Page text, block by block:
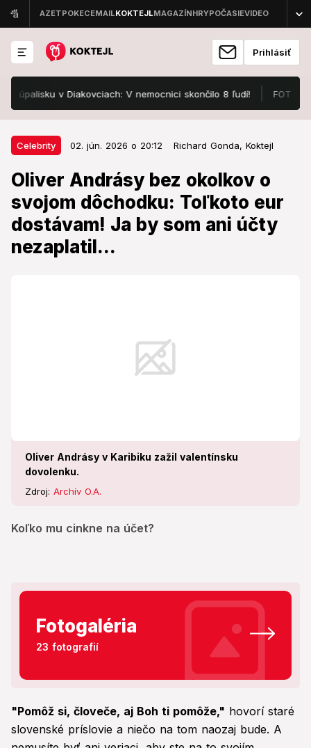
Prihlásiť
v Diakovciach: V nemocnici skončilo 8 ľudí! FOTO Pozrite,
Celebrity 02. jún. 2026 o 20:12 Richard Gonda, Koktejl
Oliver Andrásy bez okolkov o
svojom dôchodku: Toľkoto eur
dostávam! Ja by som ani účty
nezaplatil...
Oliver Andrásy v Karibiku zažil valentínsku
dovolenku.
Zdroj: Archív O.A.
Koľko mu cinkne na účet?
Celebrity 02. jún. 2026 o 20:12
Oliver Andrásy bez okolkov o
svojom dôchodku: Toľkoto eur
dostávam! Ja by som ani účty
nezaplatil...
Fotogaléria
23 fotografií
"Pomôž si, človeče, aj Boh ti pomôže," hovorí staré
slovenské príslovie a niečo na tom naozaj bude. A